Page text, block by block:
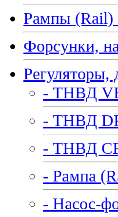
Рампы (Rail)
Форсунки,
Регуляторы,
- ТНВД
- ТНВД
- ТНВД
- Рампа
- Насос-